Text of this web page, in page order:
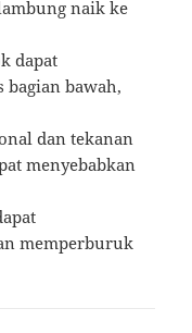
naik ke
dapat
bagian bawah,
dan tekanan
menyebabkan
memperburuk